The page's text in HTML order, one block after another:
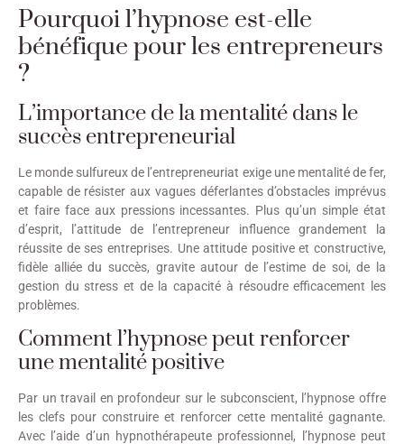
Pourquoi l’hypnose est-elle
bénéfique pour les entrepreneurs
?
L’importance de la mentalité dans le
succès entrepreneurial
Le monde sulfureux de l’entrepreneuriat exige une mentalité de fer,
capable de résister aux vagues déferlantes d’obstacles imprévus
et faire face aux pressions incessantes. Plus qu’un simple état
d’esprit, l’attitude de l’entrepreneur influence grandement la
réussite de ses entreprises. Une attitude positive et constructive,
fidèle alliée du succès, gravite autour de l’estime de soi, de la
gestion du stress et de la capacité à résoudre efficacement les
problèmes.
Comment l’hypnose peut renforcer
une mentalité positive
Par un travail en profondeur sur le subconscient, l’hypnose offre
les clefs pour construire et renforcer cette mentalité gagnante.
Avec l’aide d’un hypnothérapeute professionnel, l’hypnose peut